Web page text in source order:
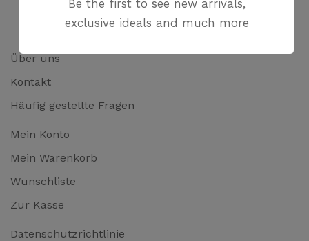
Über uns
Kontakt
Häufig gestellte Fragen
Mein Konto
Mein Warenkorb
Wunschliste
Zur Kasse
Datenschutzrichtlinie
Be the first to see new arrivals,
exclusive ideals and much more